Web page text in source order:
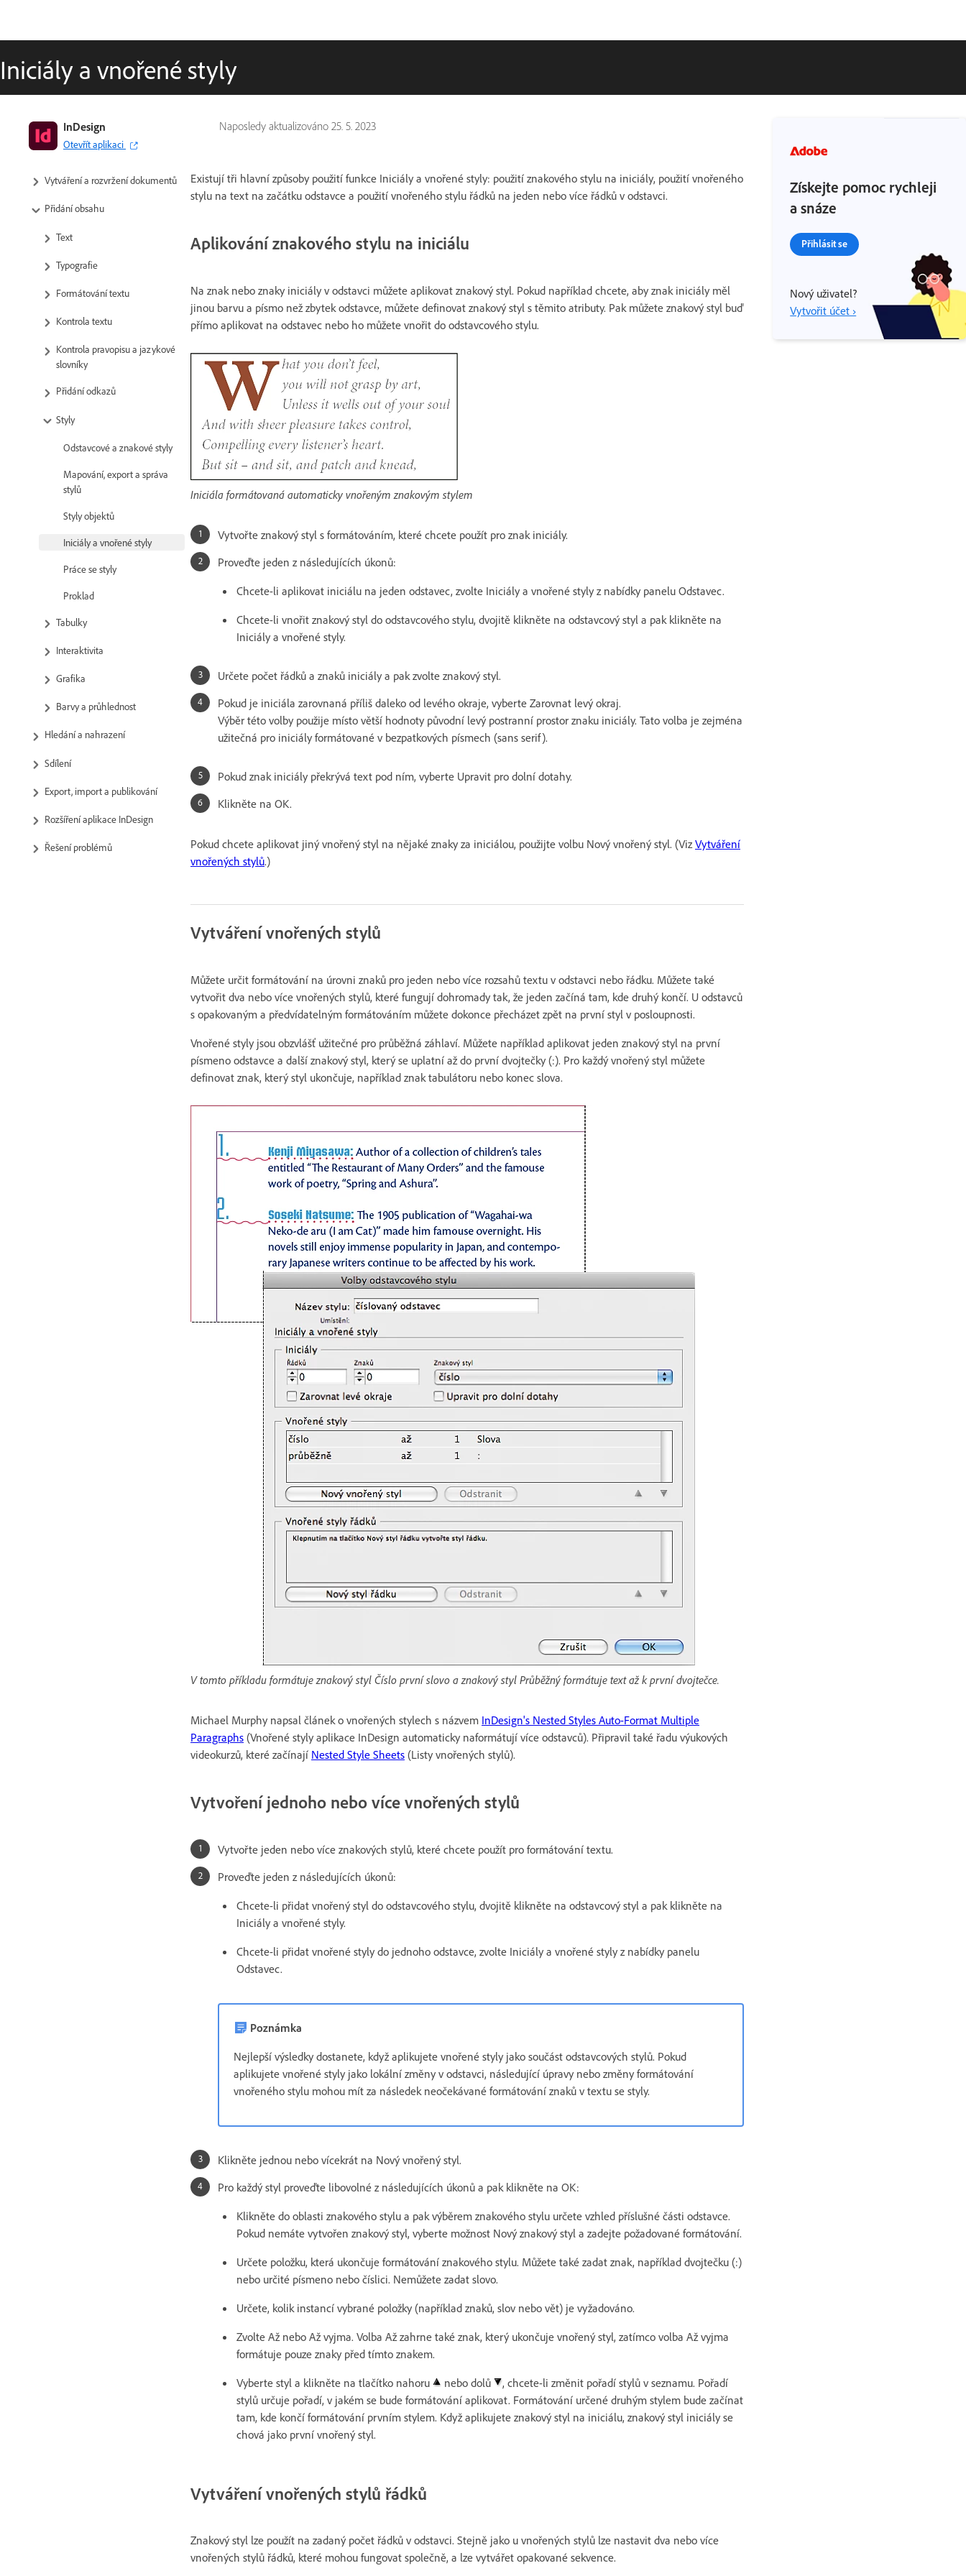
Iniciály a vnořené styly
Naposledy aktualizováno 25. 5. 2023
InDesign
Otevřít aplikaci
Příručka uživatele aplikace InDesign
Seznámení se s aplikací InDesign
Vytváření a rozvržení dokumentů
Přidání obsahu
Text
Typografie
Formátování textu
Kontrola textu
Kontrola pravopisu a jazykové
slovníky
Přidání odkazů
Styly
Odstavcové a znakové styly
Mapování, export a správa
stylů
Styly objektů
Iniciály a vnořené styly
Práce se styly
Proklad
Tabulky
Interaktivita
Grafika
Barvy a průhlednost
Hledání a nahrazení
Sdílení
Export, import a publikování
Rozšíření aplikace InDesign
Řešení problémů
Existují tři hlavní způsoby použití funkce Iniciály a vnořené styly: použití znakového stylu na iniciály, použití vnořeného
stylu na text na začátku odstavce a použití vnořeného stylu řádků na jeden nebo více řádků v odstavci.
Aplikování znakového stylu na iniciálu
Na znak nebo znaky iniciály v odstavci můžete aplikovat znakový styl. Pokud například chcete, aby znak iniciály měl
jinou barvu a písmo než zbytek odstavce, můžete definovat znakový styl s těmito atributy. Pak můžete znakový styl buď
přímo aplikovat na odstavec nebo ho můžete vnořit do odstavcového stylu.
Iniciála formátovaná automaticky vnořeným znakovým stylem
Vytvořte znakový styl s formátováním, které chcete použít pro znak iniciály.
Proveďte jeden z následujících úkonů:
Chcete-li aplikovat iniciálu na jeden odstavec, zvolte Iniciály a vnořené styly z nabídky panelu Odstavec.
Chcete-li vnořit znakový styl do odstavcového stylu, dvojitě klikněte na odstavcový styl a pak klikněte na
Iniciály a vnořené styly.
Určete počet řádků a znaků iniciály a pak zvolte znakový styl.
Pokud je iniciála zarovnaná příliš daleko od levého okraje, vyberte Zarovnat levý okraj.
Výběr této volby použije místo větší hodnoty původní levý postranní prostor znaku iniciály. Tato volba je zejména
užitečná pro iniciály formátované v bezpatkových písmech (sans serif).
Pokud znak iniciály překrývá text pod ním, vyberte Upravit pro dolní dotahy.
Klikněte na OK.
Pokud chcete aplikovat jiný vnořený styl na nějaké znaky za iniciálou, použijte volbu Nový vnořený styl. (Viz Vytváření
vnořených stylů.)
Vytváření vnořených stylů
Můžete určit formátování na úrovni znaků pro jeden nebo více rozsahů textu v odstavci nebo řádku. Můžete také
vytvořit dva nebo více vnořených stylů, které fungují dohromady tak, že jeden začíná tam, kde druhý končí. U odstavců
s opakovaným a předvídatelným formátováním můžete dokonce přecházet zpět na první styl v posloupnosti.
Vnořené styly jsou obzvlášť užitečné pro průběžná záhlaví. Můžete například aplikovat jeden znakový styl na první
písmeno odstavce a další znakový styl, který se uplatní až do první dvojtečky (:). Pro každý vnořený styl můžete
definovat znak, který styl ukončuje, například znak tabulátoru nebo konec slova.
V tomto příkladu formátuje znakový styl Číslo první slovo a znakový styl Průběžný formátuje text až k první dvojtečce.
Michael Murphy napsal článek o vnořených stylech s názvem InDesign's Nested Styles Auto-Format Multiple
Paragraphs (Vnořené styly aplikace InDesign automaticky naformátují více odstavců). Připravil také řadu výukových
videokurzů, které začínají Nested Style Sheets (Listy vnořených stylů).
Vytvoření jednoho nebo více vnořených stylů
Vytvořte jeden nebo více znakových stylů, které chcete použít pro formátování textu.
Proveďte jeden z následujících úkonů:
Chcete-li přidat vnořený styl do odstavcového stylu, dvojitě klikněte na odstavcový styl a pak klikněte na
Iniciály a vnořené styly.
Chcete-li přidat vnořené styly do jednoho odstavce, zvolte Iniciály a vnořené styly z nabídky panelu
Odstavec.
Poznámka
Nejlepší výsledky dostanete, když aplikujete vnořené styly jako součást odstavcových stylů. Pokud
aplikujete vnořené styly jako lokální změny v odstavci, následující úpravy nebo změny formátování
vnořeného stylu mohou mít za následek neočekávané formátování znaků v textu se styly.
Klikněte jednou nebo vícekrát na Nový vnořený styl.
Pro každý styl proveďte libovolné z následujících úkonů a pak klikněte na OK:
Klikněte do oblasti znakového stylu a pak výběrem znakového stylu určete vzhled příslušné části odstavce.
Pokud nemáte vytvořen znakový styl, vyberte možnost Nový znakový styl a zadejte požadované formátování.
Určete položku, která ukončuje formátování znakového stylu. Můžete také zadat znak, například dvojtečku (:)
nebo určité písmeno nebo číslici. Nemůžete zadat slovo.
Určete, kolik instancí vybrané položky (například znaků, slov nebo vět) je vyžadováno.
Zvolte Až nebo Až vyjma. Volba Až zahrne také znak, který ukončuje vnořený styl, zatímco volba Až vyjma
formátuje pouze znaky před tímto znakem.
Vyberte styl a klikněte na tlačítko nahoru
nebo dolů
, chcete-li změnit pořadí stylů v seznamu. Pořadí
stylů určuje pořadí, v jakém se bude formátování aplikovat. Formátování určené druhým stylem bude začínat
tam, kde končí formátování prvním stylem. Když aplikujete znakový styl na iniciálu, znakový styl iniciály se
chová jako první vnořený styl.
Vytváření vnořených stylů řádků
Znakový styl lze použít na zadaný počet řádků v odstavci. Stejně jako u vnořených stylů lze nastavit dva nebo více
vnořených stylů řádků, které mohou fungovat společně, a lze vytvářet opakované sekvence.
Získejte pomoc rychleji
a snáze
Přihlásit se
Nový uživatel?
Vytvořit účet ›